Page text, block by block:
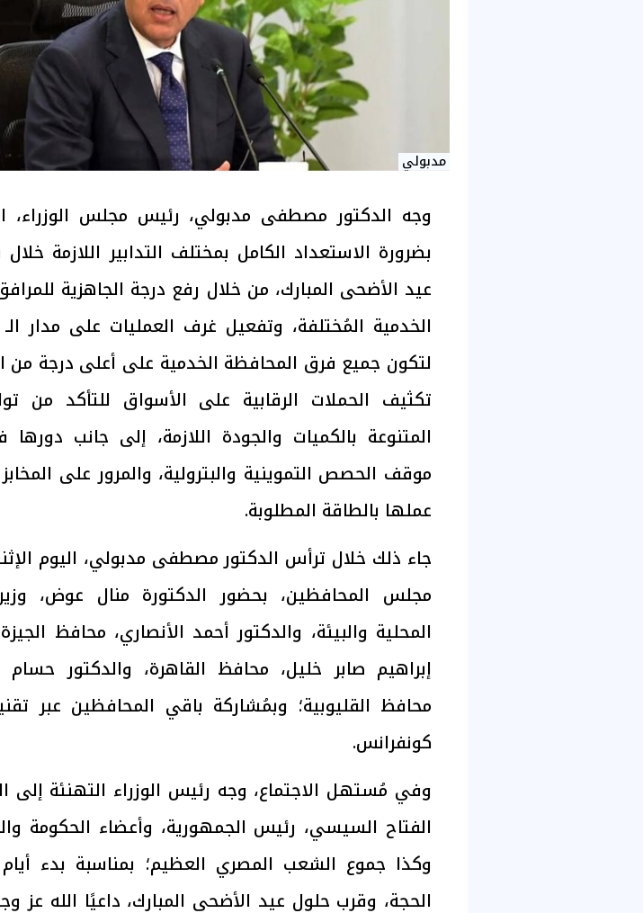
مدبولي
وجه الدكتور مصطفى مدبولي، رئيس مجلس الوزراء،
بضرورة الاستعداد الكامل بمختلف التدابير اللازمة خلال
عيد الأضحى المبارك، من خلال رفع درجة الجاهزية
لتكون جميع فرق المحافظة الخدمية على أعلى درجة من
تكثيف الحملات الرقابية على الأسواق للتأكد من
المتنوعة بالكميات والجودة اللازمة، إلى جانب
موقف الحصص التموينية والبترولية، والمرور على
عملها بالطاقة المطلوبة.
جاء ذلك خلال ترأس الدكتور مصطفى مدبولي، اليوم
مجلس المحافظين، بحضور الدكتورة منال عوض،
المحلية والبيئة، والدكتور أحمد الأنصاري، محافظ
إبراهيم صابر خليل، محافظ القاهرة، والدكتور حسام
محافظ القليوبية؛ وبمُشاركة باقي المحافظين عبر
كونفرانس.
وفي مُستهل الاجتماع، وجه رئيس الوزراء التهنئة إلى
الفتاح السيسي، رئيس الجمهورية، وأعضاء الحكومة
وكذا جموع الشعب المصري العظيم؛ بمناسبة بدء
الحجة، وقرب حلول عيد الأضحى المبارك، داعيًا الله عز